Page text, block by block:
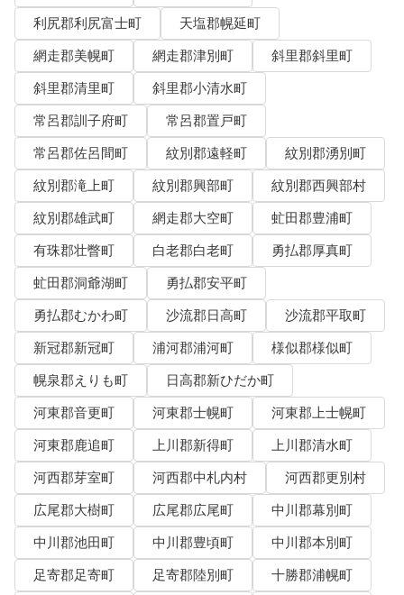
利尻郡利尻富士町
天塩郡幌延町
網走郡美幌町
網走郡津別町
斜里郡斜里町
斜里郡清里町
斜里郡小清水町
常呂郡訓子府町
常呂郡置戸町
常呂郡佐呂間町
紋別郡遠軽町
紋別郡湧別町
紋別郡滝上町
紋別郡興部町
紋別郡西興部村
紋別郡雄武町
網走郡大空町
虻田郡豊浦町
有珠郡壮瞥町
白老郡白老町
勇払郡厚真町
虻田郡洞爺湖町
勇払郡安平町
勇払郡むかわ町
沙流郡日高町
沙流郡平取町
新冠郡新冠町
浦河郡浦河町
様似郡様似町
幌泉郡えりも町
日高郡新ひだか町
河東郡音更町
河東郡士幌町
河東郡上士幌町
河東郡鹿追町
上川郡新得町
上川郡清水町
河西郡芽室町
河西郡中札内村
河西郡更別村
広尾郡大樹町
広尾郡広尾町
中川郡幕別町
中川郡池田町
中川郡豊頃町
中川郡本別町
足寄郡足寄町
足寄郡陸別町
十勝郡浦幌町